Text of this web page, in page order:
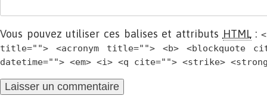
Vous pouvez utiliser ces balises et attributs HTML:
title=""> <acronym title=""> <b> <blockquote
datetime=""> <em> <i> <q cite=""> <strike>